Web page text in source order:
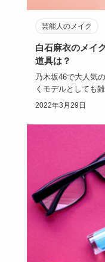
芸能人のメイク
白石麻衣のメイ
道具は？
乃木坂46で大人気
くモデルとしても
ですね。今回…
2022年3月29日